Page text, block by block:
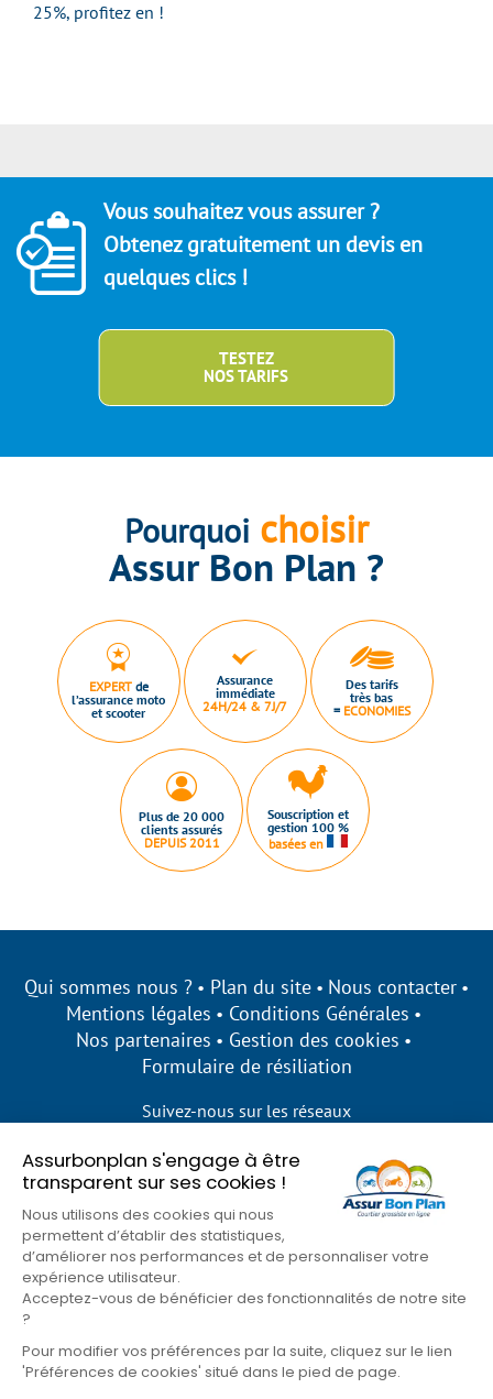
Assurbonplan s'engage à être
transparent sur ses cookies !
Nous utilisons des cookies qui nous
permettent d’établir des statistiques,
d’améliorer nos performances et de personnaliser votre
expérience utilisateur.
Acceptez-vous de bénéficier des fonctionnalités de notre site
?
Pour modifier vos préférences par la suite, cliquez sur le lien
'Préférences de cookies' situé dans le pied de page.
25%, profitez en !
Vous souhaitez vous assurer ?
Obtenez gratuitement un devis en
quelques clics !
TESTEZ
NOS TARIFS
Pourquoi choisir
Assur Bon Plan ?
EXPERTde
l’assurance moto
et scooter
Assurance
immédiate
24H/24 & 7J/7
Des tarifs
très bas
= ECONOMIES
Plus de 20 000
clients assurés
DEPUIS 2011
Souscription et
gestion 100 %
basées en
Qui sommes nous ? Plan du site
Nous contacter
Mentions légales
Conditions Générales
Nos partenaires
Gestion des cookies
Formulaire de résiliation
Suivez-nous sur les réseaux